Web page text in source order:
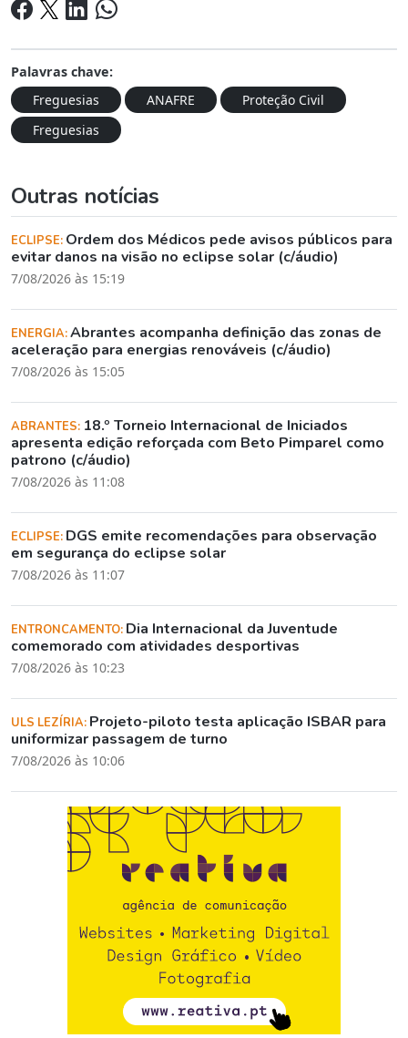
Palavras chave:
Freguesias
ANAFRE
Proteção Civil
Freguesias
Outras notícias
ECLIPSE: Ordem dos Médicos pede avisos públicos para
evitar danos na visão no eclipse solar (c/áudio)
7/08/2026 às 15:19
ENERGIA:Abrantes acompanha definição das zonas de
aceleração para energias renováveis (c/áudio)
7/08/2026 às 15:05
ABRANTES: 18.º Torneio Internacional de Iniciados
apresenta edição reforçada com Beto Pimparel como
patrono (c/áudio)
7/08/2026 às 11:08
ECLIPSE: DGS emite recomendações para observação
em segurança do eclipse solar
7/08/2026 às 11:07
ENTRONCAMENTO: Dia Internacional da Juventude
comemorado com atividades desportivas
7/08/2026 às 10:23
ULS LEZÍRIA: Projeto-piloto testa aplicação ISBAR para
uniformizar passagem de turno
7/08/2026 às 10:06